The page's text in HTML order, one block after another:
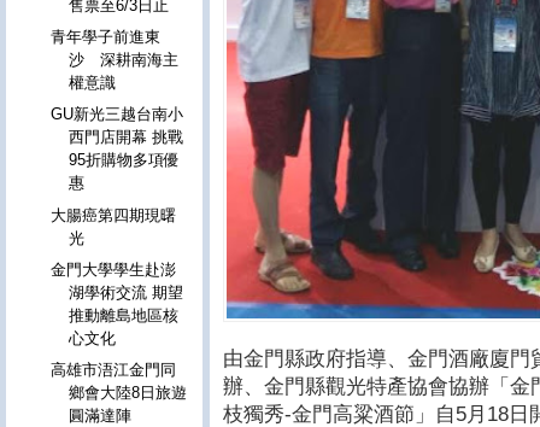
由金門縣政府指導、金門酒廠廈
辦、金門縣觀光特產協會協辦「
枝獨秀-金門高粱酒節」自5月18
售票至6/3日止
青年學子前進東
沙 深耕南海主
權意識
GU新光三越台南小
西門店開幕 挑戰
95折購物多項優
惠
大腸癌第四期現曙
光
金門大學學生赴澎
湖學術交流 期望
推動離島地區核
心文化
高雄市浯江金門同
鄉會大陸8日旅遊
圓滿達陣